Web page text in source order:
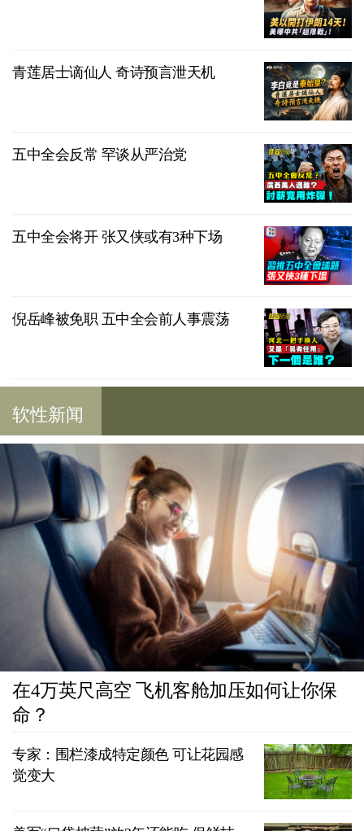
青莲居士谪仙人 奇诗预言泄天机
五中全会反常 罕谈从严治党
五中全会将开 张又侠或有3种下场
倪岳峰被免职 五中全会前人事震荡
软性新闻
在4万英尺高空 飞机客舱加压如何让你保
命？
专家：围栏漆成特定颜色 可让花园感
觉变大